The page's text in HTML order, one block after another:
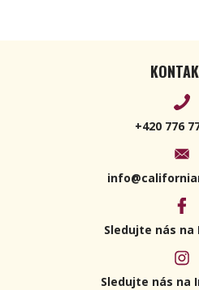
+420 776
Sledujte nás na
Sledujte nás na